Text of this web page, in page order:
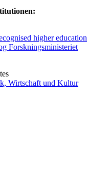
higher education
Forskningsministeriet
Wirtschaft und Kultur